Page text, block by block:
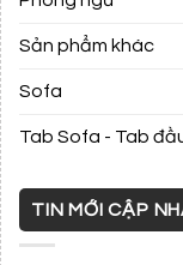
Sản phẩm khác
Sofa
Tab Sofa - Tab
TIN MỚI CẬP